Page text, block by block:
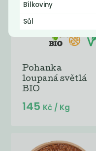
Pohanka
loupaná světlá
BIO
145 Kč / Kg
Bílkoviny
Sůl